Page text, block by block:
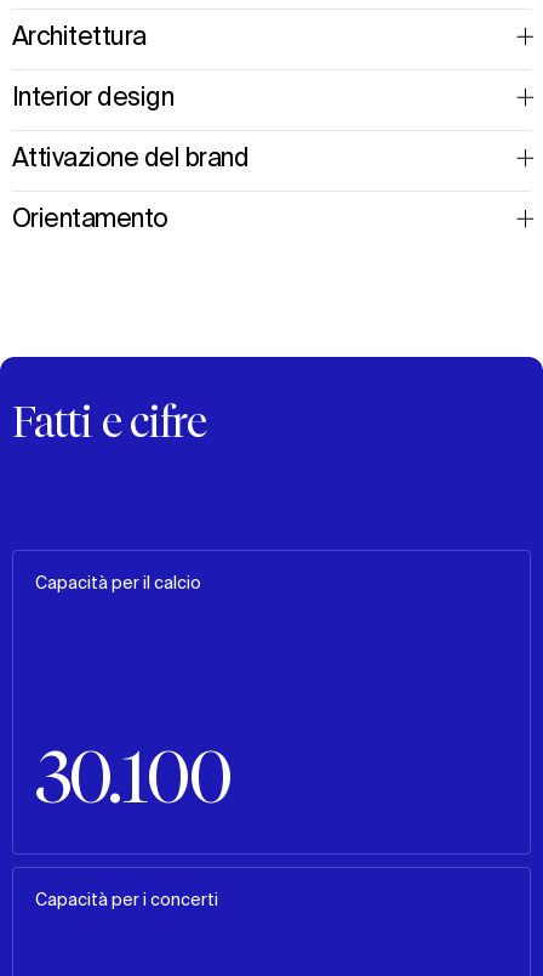
Architettura
Interior design
Attivazione del brand
Orientamento
Fatti e cifre
Capacità per il calcio
30.100
Capacità per i concerti